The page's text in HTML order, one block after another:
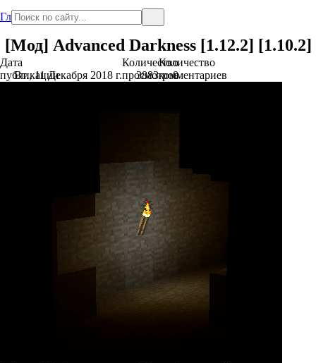
Главная
[Мод] Advanced Darkness [1.12.2] [1.10.2]
Дата
публикации
Вт., 11 Декабря 2018 г.
Количество
просмотров
3883
Количество
комментариев
0